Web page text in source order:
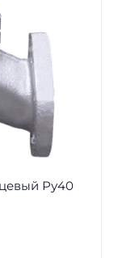
Ру40